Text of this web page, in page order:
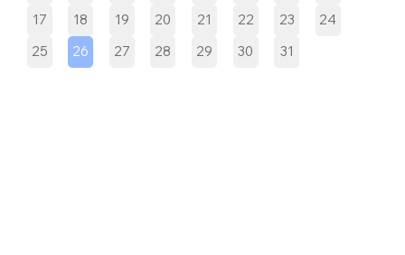
17
18 19 20 21 22 23
24
25
26 27 28 29 30 31